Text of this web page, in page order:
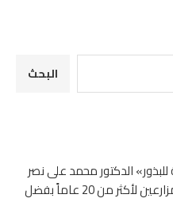
البحث
للبذور» الدكتور محمد على نصر
هجين الذرة 2031 حافظ على ثقة المزارعين لأكثر من 20 عاماً بفضل